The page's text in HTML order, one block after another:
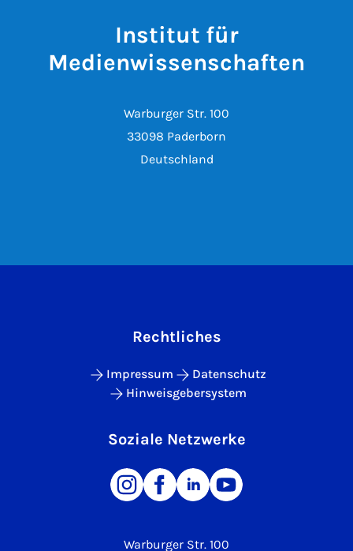
Institut für
Medienwissenschaften
Warburger Str. 100
33098 Paderborn
Deutschland
Warburger Str. 100
Rechtliches
Impressum
Datenschutz
Hinweisgebersystem
Soziale Netzwerke